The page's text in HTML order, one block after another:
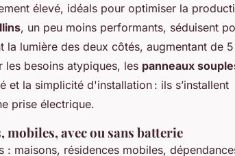
élevé, idéals pour optimiser la
, un peu moins performants, séduisent
la lumière des deux côtés, augmentant de
les besoins atypiques, les panneaux
et la simplicité d'installation : ils s’installent
prise électrique.
avec ou sans batterie
: maisons, résidences mobiles,